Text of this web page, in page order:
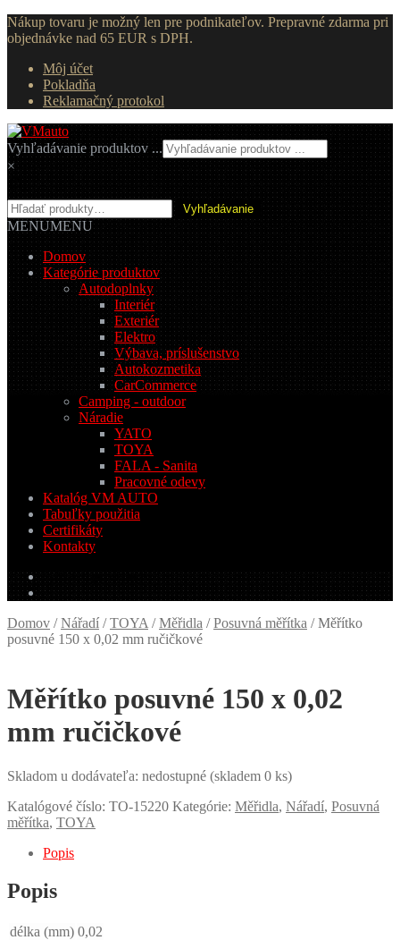
Nákup tovaru je možný len pre podnikateľov. Prepravné zdarma pri
objednávke nad 65 EUR s DPH.
Môj účet
Pokladňa
Reklamačný protokol
Preskočiť
na
navigáciu
Preskočiť
na
obsah
Vyhľadávanie produktov ...
×
Hľadať: Vyhľadávanie
MENUMENU
Domov
Kategórie produktov
Autodoplnky
Interiér
Exteriér
Elektro
Výbava, príslušenstvo
Autokozmetika
CarCommerce
Camping - outdoor
Náradie
YATO
TOYA
FALA - Sanita
Pracovné odevy
Katalóg VM AUTO
Tabuľky použitia
Certifikáty
Kontakty
0.00 € 0 produktov
Domov /Nářadí /TOYA /Měřidla /Posuvná měřítka /Měřítko
posuvné 150 x 0,02 mm ručičkové
Měřítko posuvné 150 x 0,02
mm ručičkové
Skladom u dodávateľa: nedostupné (skladem 0 ks)
Katalógové číslo: TO-15220 Kategórie: Měřidla, Nářadí, Posuvná
měřítka, TOYA
Popis
Popis
délka (mm) 0,02